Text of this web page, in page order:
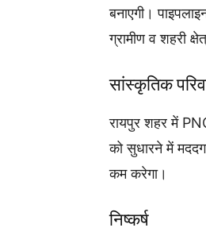
बनाएगी।
ग्रामीण व शहरी
सांस्कृतिक
रायपुर शहर में
को सुधारने में
कम करेगा।
निष्कर्ष